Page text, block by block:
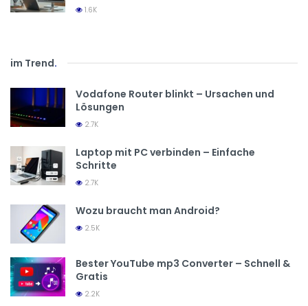
1.6K
im Trend.
Vodafone Router blinkt – Ursachen und
Lösungen
2.7K
Laptop mit PC verbinden – Einfache
Schritte
2.7K
Wozu braucht man Android?
2.5K
Bester YouTube mp3 Converter – Schnell &
Gratis
2.2K